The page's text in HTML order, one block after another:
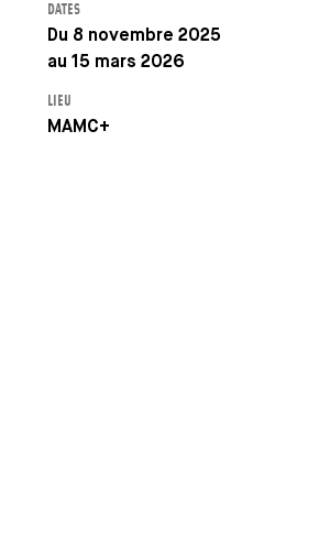
DATES
Du 8 novembre 2025
au 15 mars 2026
LIEU
MAMC+